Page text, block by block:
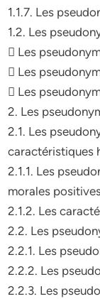
1.1.7. Les
1.2. Les
 Les
 Les
 Les
2. Les
2.1. Les
caractéristiques
2.1.1. Les
morales
2.1.2. Les
2.2. Les
2.2.1. Les
2.2.2. Les
2.2.3. Les